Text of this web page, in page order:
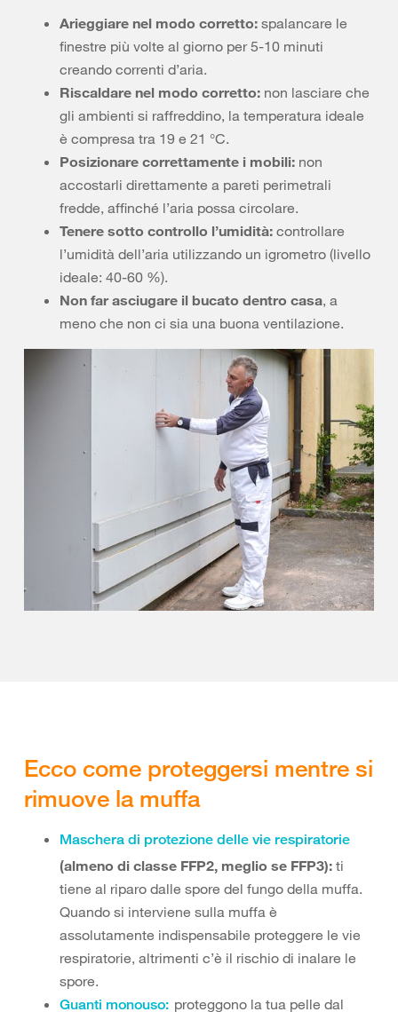
Arieggiare nel modo corretto: spalancare le
finestre più volte al giorno per 5-10 minuti
creando correnti d’aria.
Riscaldare nel modo corretto: non lasciare che
gli ambienti si raffreddino, la temperatura ideale
è compresa tra 19 e 21 °C.
Posizionare correttamente i mobili: non
accostarli direttamente a pareti perimetrali
fredde, affinché l’aria possa circolare.
Tenere sotto controllo l’umidità: controllare
l’umidità dell’aria utilizzando un igrometro (livello
ideale: 40-60 %).
Non far asciugare il bucato dentro casa, a
meno che non ci sia una buona ventilazione.
Ecco come proteggersi mentre si
rimuove la muffa
Maschera di protezione delle vie respiratorie
(almeno di classe FFP2, meglio se FFP3): ti
tiene al riparo dalle spore del fungo della muffa.
Quando si interviene sulla muffa è
assolutamente indispensabile proteggere le vie
respiratorie, altrimenti c’è il rischio di inalare le
spore.
Guanti monouso: proteggono la tua pelle dal